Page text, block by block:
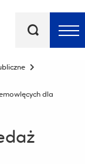
kluczowe
dla